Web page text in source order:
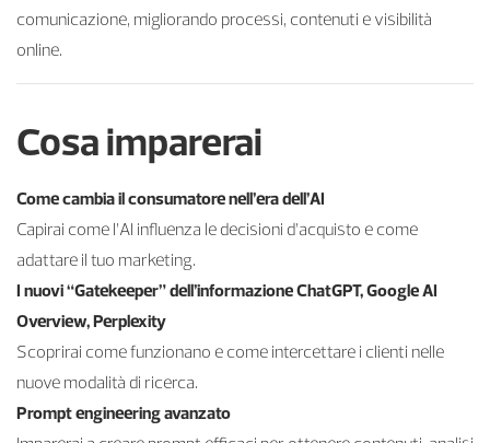
comunicazione, migliorando processi, contenuti e visibilità
online.
Cosa imparerai
Come cambia il consumatore nell’era dell’AI
Capirai come l’AI influenza le decisioni d’acquisto e come
adattare il tuo marketing.
I nuovi “Gatekeeper” dell’informazione ChatGPT, Google AI
Overview, Perplexity
Scoprirai come funzionano e come intercettare i clienti nelle
nuove modalità di ricerca.
Prompt engineering avanzato